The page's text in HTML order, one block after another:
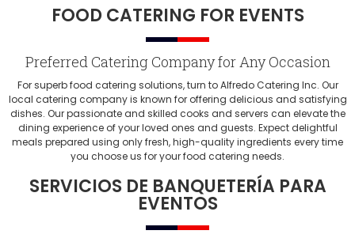
FOOD CATERING FOR EVENTS
Preferred Catering Company for Any Occasion
For superb food catering solutions, turn to Alfredo Catering Inc. Our
local catering company is known for offering delicious and satisfying
dishes. Our passionate and skilled cooks and servers can elevate the
dining experience of your loved ones and guests. Expect delightful
meals prepared using only fresh, high-quality ingredients every time
you choose us for your food catering needs.
SERVICIOS DE BANQUETERÍA PARA
EVENTOS